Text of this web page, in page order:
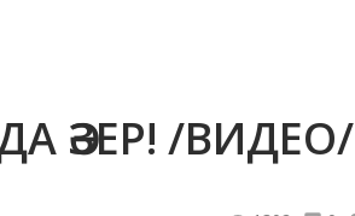
ӘЗЕР! /ВИДЕО/